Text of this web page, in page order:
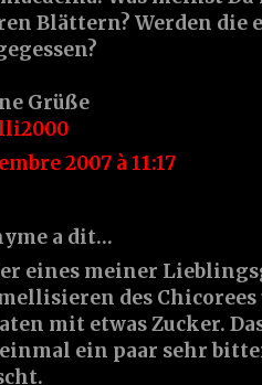
Blättern? Werden die
Grüße
2007 à 11:17
a dit…
eines meiner
des
mit etwas Zucker.
ein paar sehr